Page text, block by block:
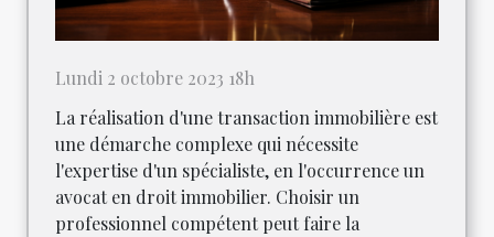
Lundi 2 octobre 2023 18h
La réalisation d'une transaction immobilière est
une démarche complexe qui nécessite
l'expertise d'un spécialiste, en l'occurrence un
avocat en droit immobilier. Choisir un
professionnel compétent peut faire la